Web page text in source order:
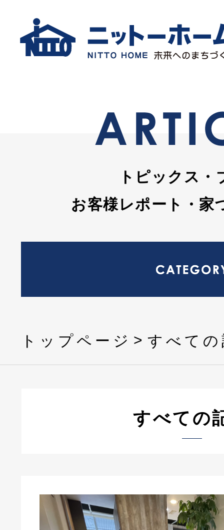
トピックス・
お客様レポート・家
トップページ すべて
すべての